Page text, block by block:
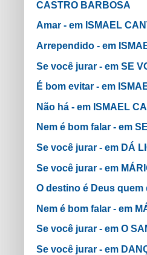
CASTRO BARBOSA
Amar - em ISMAEL
Arrependido - em
Se você jurar - em SE
É bom evitar - em
Não há - em ISMAEL
Nem é bom falar - em
Se você jurar - em DÁ
Se você jurar - em
O destino é Deus quem
Nem é bom falar - em
Se você jurar - em O
Se você jurar - em